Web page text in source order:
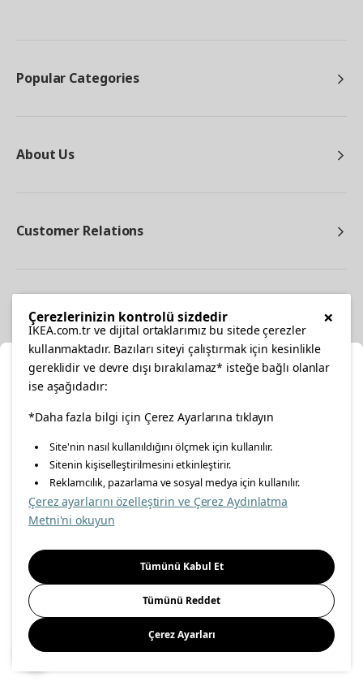
Popular Categories
About Us
Customer Relations
facebooktwitterinstagrampinterestyoutube
linkedin
Energy Policy Information Security Policy
Food Safety Policy
Important Notice Privacy Agreement Personal Data Protection
Cookie Policy
© Inter IKEA Systems B.V 1999-
Select Location
Please select to see the content specific to your delivery
location for your orders from Online Store.
Select a city first
Please select
Save
×
Çerezlerinizin kontrolü sizdedir
IKEA.com.tr ve dijital ortaklarımız bu sitede çerezler
kullanmaktadır. Bazıları siteyi çalıştırmak için kesinlikle
gereklidir ve devre dışı bırakılamaz* isteğe bağlı olanlar
ise aşağıdadır:
*Daha fazla bilgi için Çerez Ayarlarına tıklayın
Site'nin nasıl kullanıldığını ölçmek için kullanılır.
Sitenin kişiselleştirilmesini etkinleştirir.
Reklamcılık, pazarlama ve sosyal medya için kullanılır.
Çerez ayarlarını özelleştirin ve Çerez Aydınlatma
Metni'ni okuyun
Tümünü Kabul Et
Tümünü Reddet
Çerez Ayarları